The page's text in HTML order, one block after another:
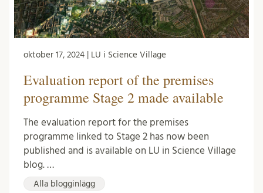
oktober 17, 2024 | LU i Science Village
Evaluation report of the premises
programme Stage 2 made available
The evaluation report for the premises
programme linked to Stage 2 has now been
published and is available on LU in Science Village
blog. …
Alla blogginlägg